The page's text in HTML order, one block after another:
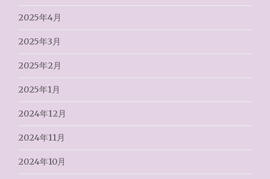
2025年4月
2025年3月
2025年2月
2025年1月
2024年12月
2024年11月
2024年10月